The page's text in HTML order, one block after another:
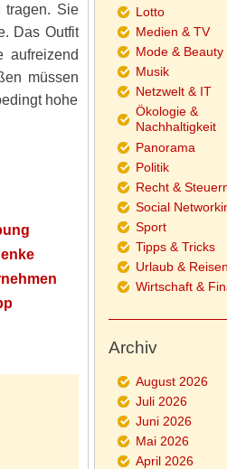
tragen. Sie
Das Outfit
aufreizend
müssen
hohe
Lotto
Medien & TV
Mode & Beauty
Musik
Netzwelt & IT
Ökologie &
Nachhaltigkeit
Panorama
Politik
Recht &
Social
Sport
Tipps & Tricks
Urlaub & Reisen
Wirtschaft &
Archiv
August 2026
Juli 2026
Juni 2026
Mai 2026
April 2026